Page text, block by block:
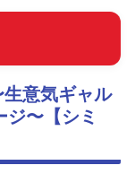
意気ギャル
〜【シミ